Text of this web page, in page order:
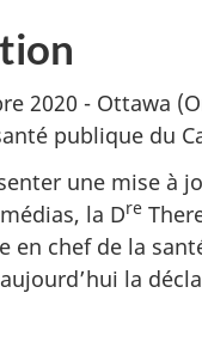
2020 - Ottawa
publique du
une mise à
la Dre
en chef de la
la